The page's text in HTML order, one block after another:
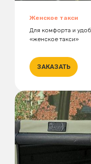
Женское такси
Для комфорта и
«женское такси»
ЗАКАЗАТЬ